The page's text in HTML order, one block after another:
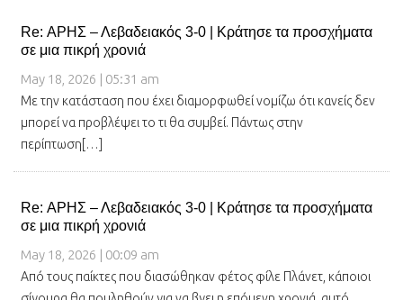
Re: ΑΡΗΣ – Λεβαδειακός 3-0 | Κράτησε τα προσχήματα
σε μια πικρή χρονιά
May 18, 2026 | 05:31 am
Με την κατάσταση που έχει διαμορφωθεί νομίζω ότι κανείς δεν
μπορεί να προβλέψει το τι θα συμβεί. Πάντως στην
περίπτωση[…]
Re: ΑΡΗΣ – Λεβαδειακός 3-0 | Κράτησε τα προσχήματα
σε μια πικρή χρονιά
May 18, 2026 | 00:09 am
Από τους παίκτες που διασώθηκαν φέτος φίλε Πλάνετ, κάποιοι